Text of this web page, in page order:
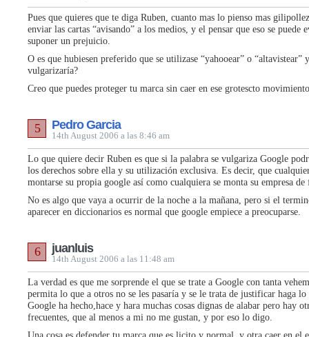
Pues que quieres que te diga Ruben, cuanto mas lo pienso mas
enviar las cartas “avisando” a los medios, y el pensar que eso se puede
suponer un prejuicio.
O es que hubiesen preferido que se utilizase “yahooear” o “altavistear”
vulgarizaría?
Creo que puedes proteger tu marca sin caer en ese grotescto
Pedro Garcia
14th August 2006 a las 8:46 am
5
Lo que quiere decir Ruben es que si la palabra se vulgariza Google
los derechos sobre ella y su utilización exclusiva. Es decir, que
montarse su propia google así como cualquiera se monta su empresa de
No es algo que vaya a ocurrir de la noche a la mañana, pero si el
aparecer en diccionarios es normal que google empiece a preocuparse.
juanluis
14th August 2006 a las 11:48 am
6
La verdad es que me sorprende el que se trate a Google con tanta
permita lo que a otros no se les pasaría y se le trata de justificar haga lo
Google ha hecho,hace y hara muchas cosas dignas de alabar pero hay
frecuentes, que al menos a mi no me gustan, y por eso lo digo.